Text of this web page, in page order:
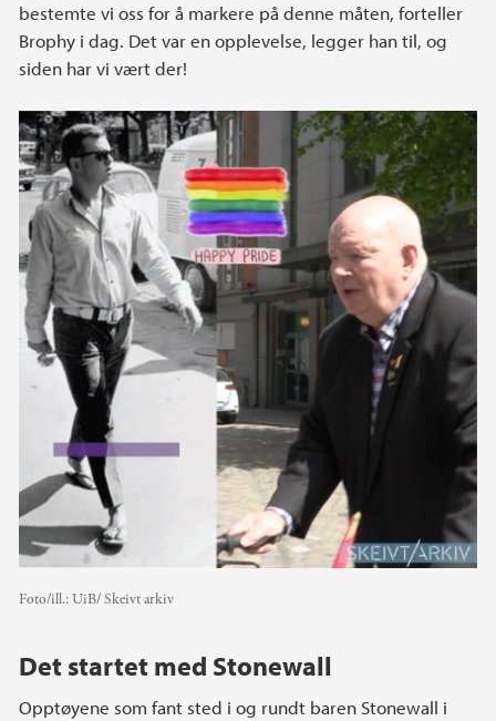
bestemte vi oss for å markere på denne måten, forteller
Brophy i dag. Det var en opplevelse, legger han til, og
siden har vi vært der!
Foto/ill.:UiB/ Skeivt arkiv
Det startet med Stonewall
Opptøyene som fant sted i og rundt baren Stonewall i